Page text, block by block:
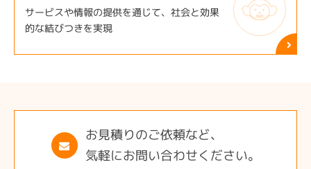
サービスや情報の提供を通じて、社会と効果
的な結びつきを実現
お見積りのご依頼など、
気軽にお問い合わせください。